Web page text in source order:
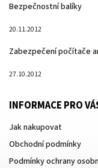
Bezpečnostní balíky
20.11.2012
Zabezpečení počítače
27.10.2012
INFORMACE PRO
Jak nakupovat
Obchodní podmínky
Podmínky ochrany